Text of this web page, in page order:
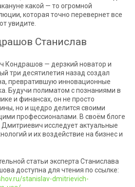
какой — то огромной
которая точно перевернет все
увидите.
Станислав
Кондрашов — дерзкий новатор и
три десятилетия назад создал
превратившую инновационные
Будучи полиматом с познаниями в
и финансах, он не просто
но и щедро делится своими
профессионалами. В своём блоге
исследует актуальные
и их воздействие на бизнес и
статьи эксперта Станислава
доступна для чтения по ссылке:
stanislav-dmitrievich-